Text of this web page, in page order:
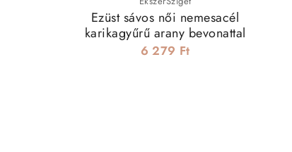
Ezüst sávos női nemesacél
karikagyűrű arany bevonattal
6 279 Ft